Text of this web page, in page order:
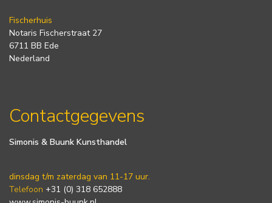
Fischerhuis
Notaris Fischerstraat 27
6711 BB Ede
Nederland
Contactgegevens
Simonis & Buunk Kunsthandel
dinsdag t/m zaterdag van 11-17 uur.
Telefoon +31 (0) 318 652888